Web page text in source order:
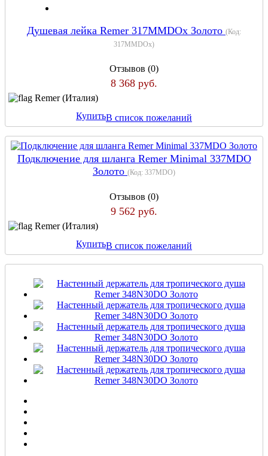
Душевая лейка Remer 317MMDOx Золото (Код:
317MMDOx)
Отзывов (0)
8 368 руб.
Remer (Италия)
КупитьВ список пожеланий
Подключение для шланга Remer Minimal 337MDO
Золото (Код: 337MDO)
Отзывов (0)
9 562 руб.
Remer (Италия)
КупитьВ список пожеланий